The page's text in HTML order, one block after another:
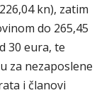
kn), zatim
do 265,45
30 eura, te
za nezaposlene
i članovi